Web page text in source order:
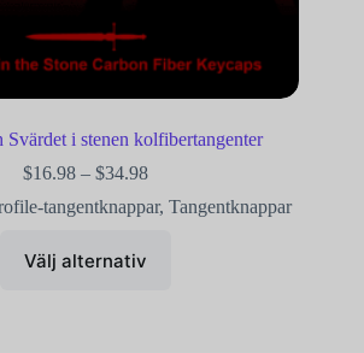
Svärdet i stenen kolfibertangenter
$16.98 – $34.98
tangentknappar, Tangentknappar
Välj alternativ